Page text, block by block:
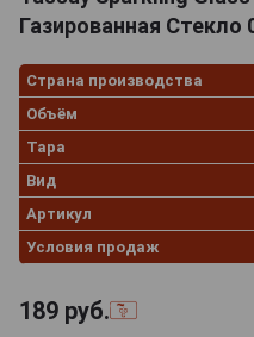
Газированная Стекло
Страна производства
Объём
Тара
Вид
Артикул
Условия продаж
189 руб.